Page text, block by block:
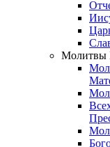
Молитвы